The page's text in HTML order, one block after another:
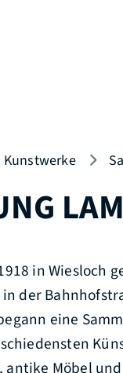
Kunstwerke
in Wiesloch
der
eine
Möbel